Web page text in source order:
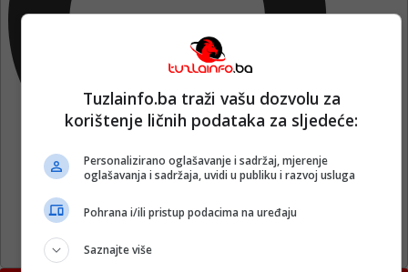
Tuzlainfo.ba traži vašu dozvolu za
korištenje ličnih podataka za sljedeće:
Personalizirano oglašavanje i sadržaj, mjerenje
oglašavanja i sadržaja, uvidi u publiku i razvoj usluga
Pohrana i/ili pristup podacima na uređaju
Saznajte više